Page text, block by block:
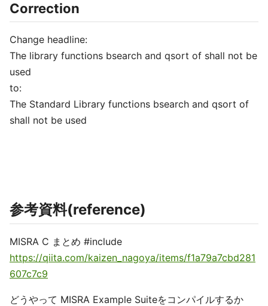
Correction
Change headline:
The library functions bsearch and qsort of shall not be
used
to:
The Standard Library functions bsearch and qsort of
shall not be used
参考資料(reference)
MISRA C まとめ #include
https://qiita.com/kaizen_nagoya/items/f1a79a7cbd281
607c7c9
どうやって MISRA Example Suiteをコンパイルするか